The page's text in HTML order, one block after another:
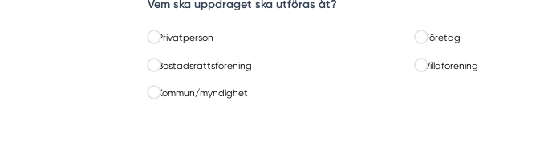
Vem ska uppdraget ska utföras åt?
Privatperson Företag
Bostadsrättsförening Villaförening
Kommun/myndighet